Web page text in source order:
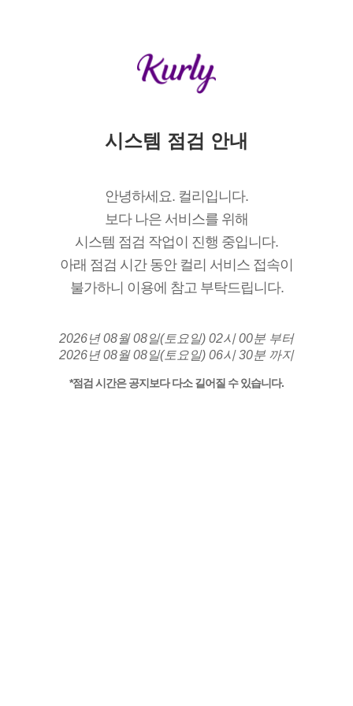
시스템 점검 안내
안녕하세요. 컬리입니다.
보다 나은 서비스를 위해
시스템 점검 작업이 진행 중입니다.
아래 점검 시간 동안 컬리 서비스 접속이
불가하니 이용에 참고 부탁드립니다.
2026년 08월 08일(토요일) 02시 00분 부터
2026년 08월 08일(토요일) 06시 30분 까지
*점검 시간은 공지보다 다소 길어질 수 있습니다.